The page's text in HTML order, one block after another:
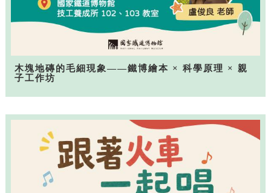
木塊地磚的毛細現象——鐵博繪本 × 科學原理 × 親
子工作坊